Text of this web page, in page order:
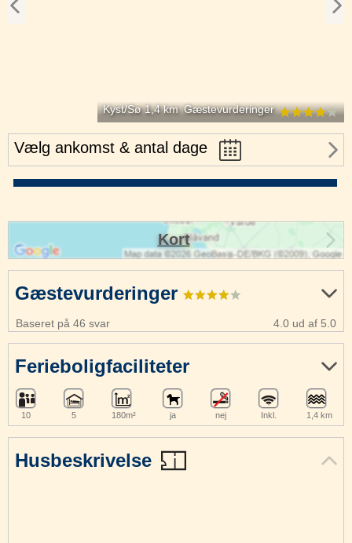
Kyst/Sø 1,4 km Gæstevurderinger
Vælg ankomst & antal dage
Husbeskrivelse
Gæstevurderinger
Baseret på 46 svar 4.0 ud af 5.0
Ferieboligfaciliteter
10 5 180m² ja nej Inkl. 1,4 km
Kort